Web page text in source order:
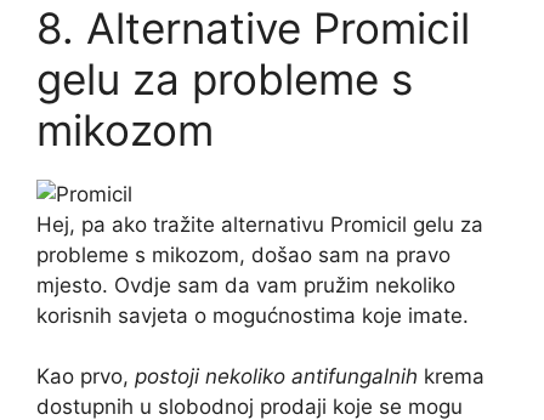
8. Alternative Promicil
gelu za probleme s
mikozom
Hej, pa ako tražite alternativu Promicil gelu za
probleme s mikozom, došao sam na pravo
mjesto. Ovdje sam da vam pružim nekoliko
korisnih savjeta o mogućnostima koje imate.
Kao prvo, postoji nekoliko antifungalnih krema
dostupnih u slobodnoj prodaji koje se mogu